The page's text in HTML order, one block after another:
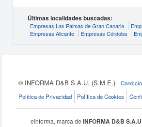
Últimas localidades buscadas:
Empresas Las Palmas de Gran Canaria
Empresas Alicante
Empresas Córdoba
© INFORMA D&B S.A.U. (S.M.E.)
Política de Privacidad
Política de Cookies
eInforma, marca deINFORMA D&B